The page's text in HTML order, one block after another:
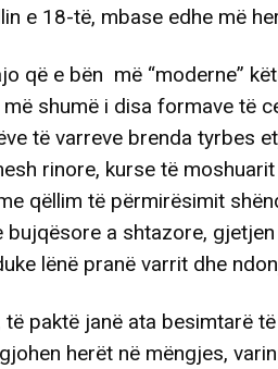
e 18-të, mbase edhe më
që e bën më “moderne”
shumë i disa formave të
të varreve brenda tyrbes
rinore, kurse të
qëllim të përmirësimit
bujqësore a shtazore,
lënë pranë varrit dhe
të paktë janë ata besimtarë
herët në mëngjes,